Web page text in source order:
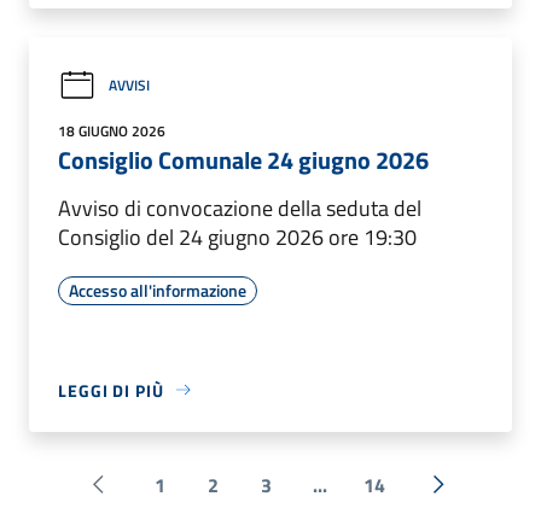
AVVISI
18 GIUGNO 2026
Consiglio Comunale 24 giugno 2026
Avviso di convocazione della seduta del
Consiglio del 24 giugno 2026 ore 19:30
Accesso all'informazione
LEGGI DI PIÙ
Pagina precedente
1 2 3 ... 14 Successiva